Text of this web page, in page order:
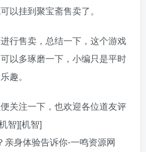
以挂到聚宝斋售卖了。
行售卖，总结一下，这个游戏
以多琢磨一下，小编只是平时
趣。
关注一下，也欢迎各位道友评
智][机智]